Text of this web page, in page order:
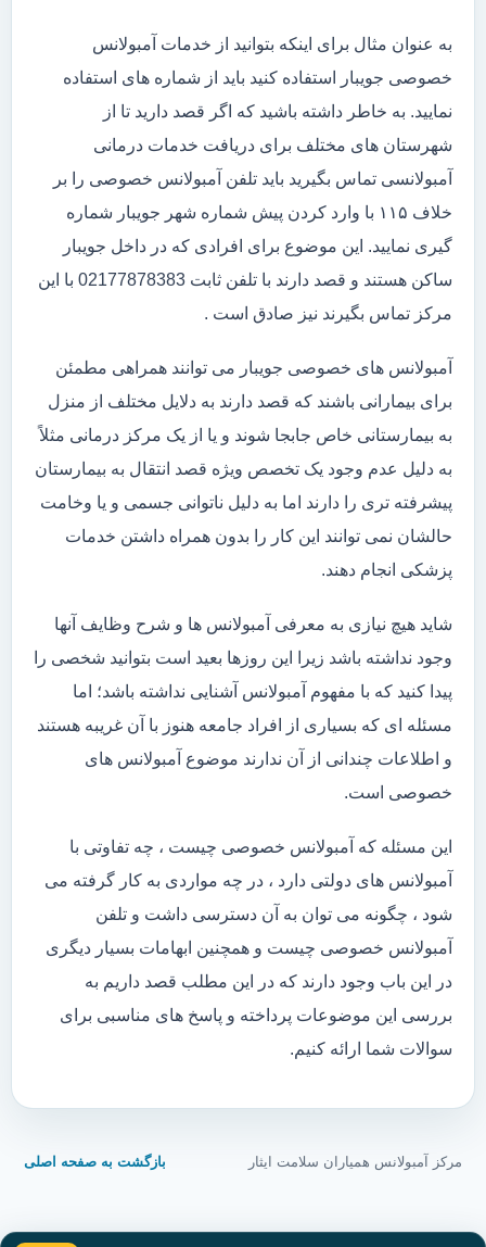
به عنوان مثال برای اینکه بتوانید از خدمات آمبولانس
خصوصی جویبار استفاده کنید باید از شماره های استفاده
نمایید. به خاطر داشته باشید که اگر قصد دارید تا از
شهرستان های مختلف برای دریافت خدمات درمانی
آمبولانسی تماس بگیرید باید تلفن آمبولانس خصوصی را بر
خلاف ۱۱۵ با وارد کردن پیش شماره شهر جویبار شماره
گیری نمایید. این موضوع برای افرادی که در داخل جویبار
ساکن هستند و قصد دارند با تلفن ثابت 02177878383 با این
مرکز تماس بگیرند نیز صادق است .
آمبولانس های خصوصی جویبار می توانند همراهی مطمئن
برای بیمارانی باشند که قصد دارند به دلایل مختلف از منزل
به بیمارستانی خاص جابجا شوند و یا از یک مرکز درمانی مثلاً
به دلیل عدم وجود یک تخصص ویژه قصد انتقال به بیمارستان
پیشرفته تری را دارند اما به دلیل ناتوانی جسمی و یا وخامت
حالشان نمی توانند این کار را بدون همراه داشتن خدمات
پزشکی انجام دهند.
شاید هیچ نیازی به معرفی آمبولانس ها و شرح وظایف آنها
وجود نداشته باشد زیرا این روزها بعید است بتوانید شخصی را
پیدا کنید که با مفهوم آمبولانس آشنایی نداشته باشد؛ اما
مسئله ای که بسیاری از افراد جامعه هنوز با آن غریبه هستند
و اطلاعات چندانی از آن ندارند موضوع آمبولانس های
خصوصی است.
این مسئله که آمبولانس خصوصی چیست ، چه تفاوتی با
آمبولانس های دولتی دارد ، در چه مواردی به کار گرفته می
شود ، چگونه می توان به آن دسترسی داشت و تلفن
آمبولانس خصوصی چیست و همچنین ابهامات بسیار دیگری
در این باب وجود دارند که در این مطلب قصد داریم به
بررسی این موضوعات پرداخته و پاسخ های مناسبی برای
سوالات شما ارائه کنیم.
مرکز آمبولانس همیاران سلامت ایثار بازگشت به صفحه اصلی